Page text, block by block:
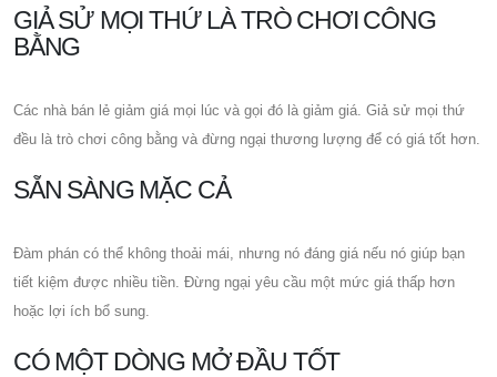
GIẢ SỬ MỌI THỨ LÀ TRÒ CHƠI CÔNG
BẰNG
Các nhà bán lẻ giảm giá mọi lúc và gọi đó là giảm giá. Giả sử mọi thứ
đều là trò chơi công bằng và đừng ngại thương lượng để có giá tốt hơn.
SẴN SÀNG MẶC CẢ
Đàm phán có thể không thoải mái, nhưng nó đáng giá nếu nó giúp bạn
tiết kiệm được nhiều tiền. Đừng ngại yêu cầu một mức giá thấp hơn
hoặc lợi ích bổ sung.
CÓ MỘT DÒNG MỞ ĐẦU TỐT